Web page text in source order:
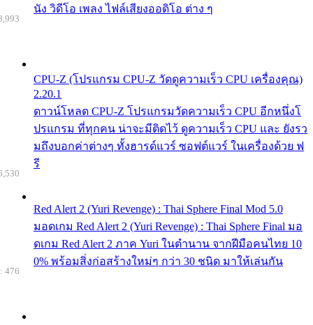
นัง วิดีโอ เพลง ไฟล์เสียงออดิโอ ต่าง ๆ
CPU-Z (โปรแกรม CPU-Z วัดดูความเร็ว CPU เครื่องคุณ)
2.20.1
ดาวน์โหลด CPU-Z โปรแกรมวัดความเร็ว CPU อีกหนึ่งโ
ปรแกรม ที่ทุกคน น่าจะมีติดไว้ ดูความเร็ว CPU และ ยังรว
มถึงบอกค่าต่างๆ ทั้งฮารด์แวร์ ซอฟต์แวร์ ในเครื่องด้วย ฟ
รี
Red Alert 2 (Yuri Revenge) : Thai Sphere Final Mod 5.0
มอดเกม Red Alert 2 (Yuri Revenge) : Thai Sphere Final มอ
ดเกม Red Alert 2 ภาค Yuri ในตำนาน จากฝีมือคนไทย 10
0% พร้อมสิ่งก่อสร้างใหม่ๆ กว่า 30 ชนิด มาให้เล่นกัน
476